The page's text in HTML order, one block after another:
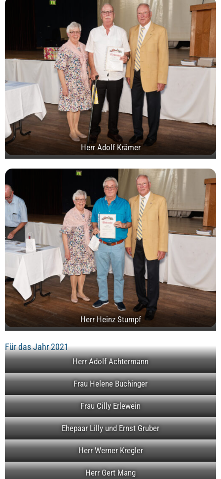
Herr Adolf Krämer
Herr Heinz Stumpf
Für das Jahr 2021
Herr Adolf Achtermann
Frau Helene Buchinger
Frau Cilly Erlewein
Ehepaar Lilly und Ernst Gruber
Herr Werner Kregler
Herr Gert Mang